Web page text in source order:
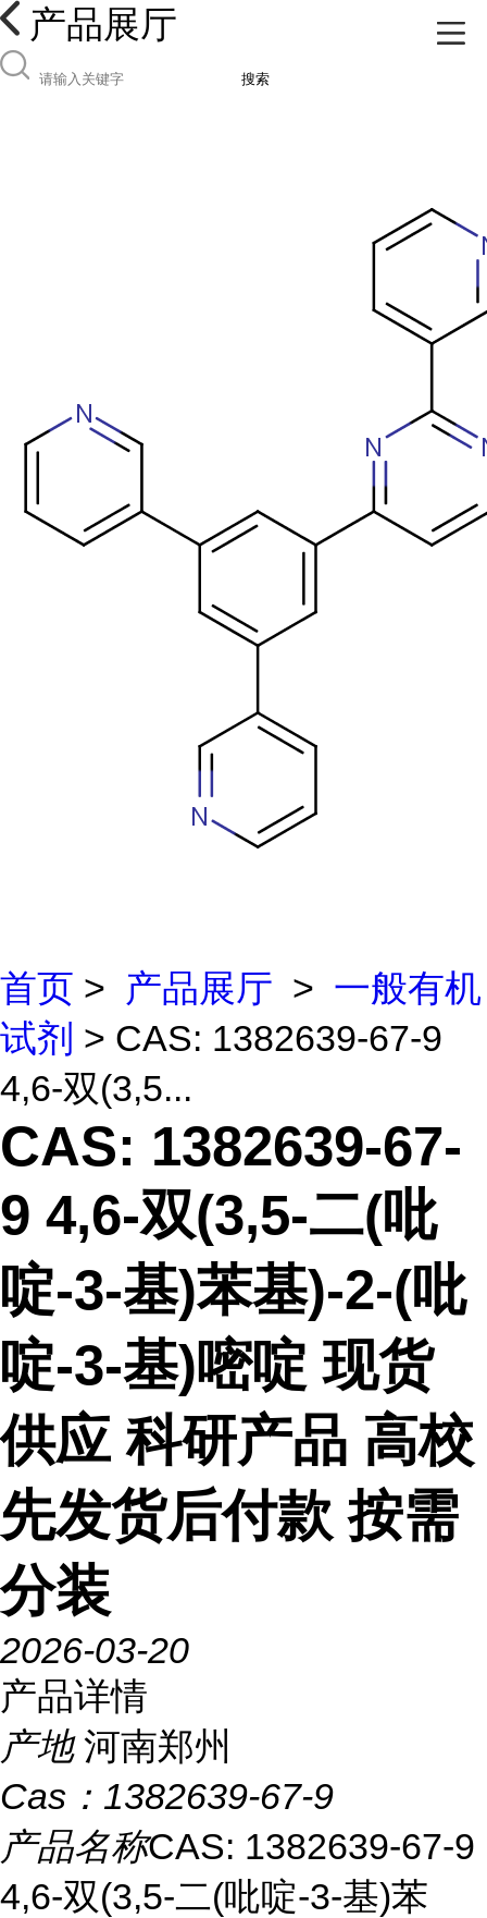
产品展厅
搜索
首页 > 产品展厅 > 一般有机
试剂 > CAS: 1382639-67-9
4,6-双(3,5...
CAS: 1382639-67-
9 4,6-双(3,5-二(吡
啶-3-基)苯基)-2-(吡
啶-3-基)嘧啶 现货
供应 科研产品 高校
先发货后付款 按需
分装
2026-03-20
产品详情
产地 河南郑州
Cas： 1382639-67-9
产品名称CAS: 1382639-67-9
4,6-双(3,5-二(吡啶-3-基)苯